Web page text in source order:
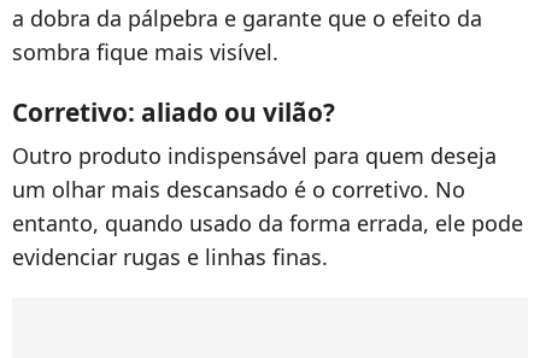
a dobra da pálpebra e garante que o efeito da
sombra fique mais visível.
Corretivo: aliado ou vilão?
Outro produto indispensável para quem deseja
um olhar mais descansado é o corretivo. No
entanto, quando usado da forma errada, ele pode
evidenciar rugas e linhas finas.